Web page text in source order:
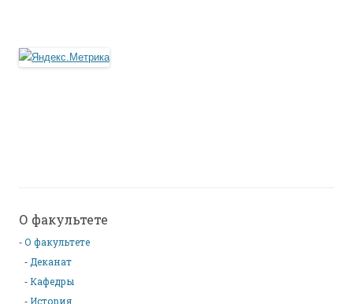
О факультете
О факультете
Деканат
Кафедры
История